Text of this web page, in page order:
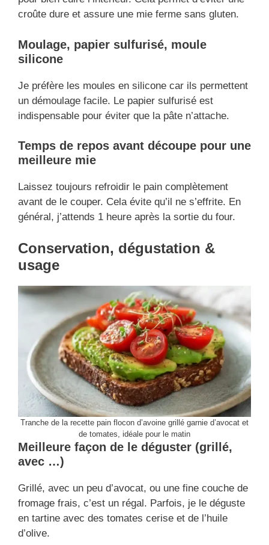
croûte dure et assure une mie ferme sans gluten.
Moulage, papier sulfurisé, moule
silicone
Je préfère les moules en silicone car ils permettent
un démoulage facile. Le papier sulfurisé est
indispensable pour éviter que la pâte n’attache.
Temps de repos avant découpe pour une
meilleure mie
Laissez toujours refroidir le pain complètement
avant de le couper. Cela évite qu’il ne s’effrite. En
général, j’attends 1 heure après la sortie du four.
Conservation, dégustation &
usage
Tranche de la recette pain flocon d’avoine grillé garnie d’avocat et
de tomates, idéale pour le matin
Meilleure façon de le déguster (grillé,
avec …)
Grillé, avec un peu d’avocat, ou une fine couche de
fromage frais, c’est un régal. Parfois, je le déguste
en tartine avec des tomates cerise et de l’huile
d’olive.